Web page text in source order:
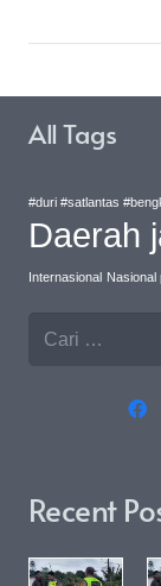
Recent
All Tags
#duri #satlantas
Daerah
Internasional Nasional
Cari